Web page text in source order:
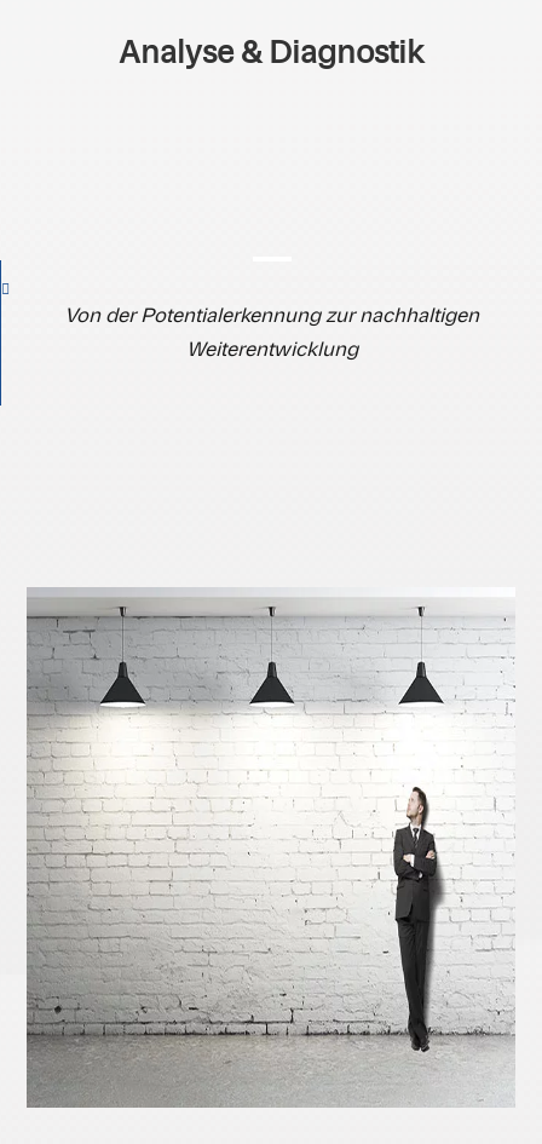
Analyse & Diagnostik
Von der Potentialerkennung zur nachhaltigen
Weiterentwicklung